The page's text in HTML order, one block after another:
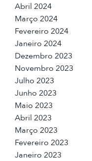
Abril 2024
Março 2024
Fevereiro 2024
Janeiro 2024
Dezembro 2023
Novembro 2023
Julho 2023
Junho 2023
Maio 2023
Abril 2023
Março 2023
Fevereiro 2023
Janeiro 2023